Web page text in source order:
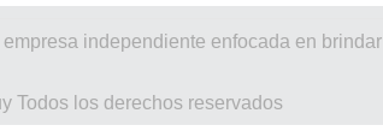
independiente enfocada en brindar
Todos los derechos reservados